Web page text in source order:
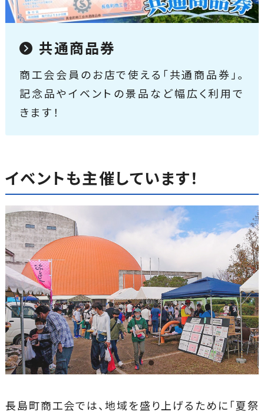
共通商品券
商工会会員のお店で使える「共通商品券」。
記念品やイベントの景品など幅広く利用で
きます！
イベントも主催しています！
長島町商工会では、地域を盛り上げるために「夏祭